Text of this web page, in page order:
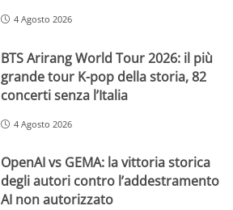
4 Agosto 2026
BTS Arirang World Tour 2026: il più
grande tour K-pop della storia, 82
concerti senza l’Italia
4 Agosto 2026
OpenAI vs GEMA: la vittoria storica
degli autori contro l’addestramento
AI non autorizzato